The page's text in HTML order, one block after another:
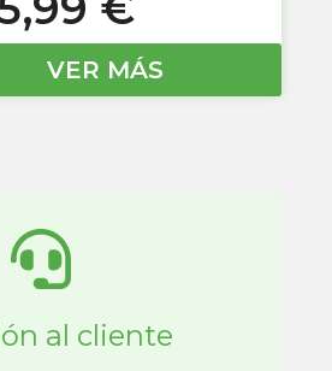
VER MÁS
al cliente